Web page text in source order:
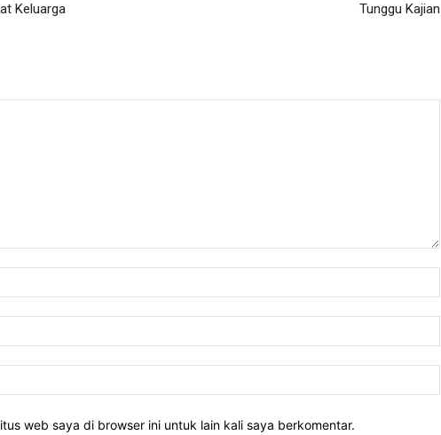
Keluarga
Tunggu Kajian
web saya di browser ini untuk lain kali saya berkomentar.